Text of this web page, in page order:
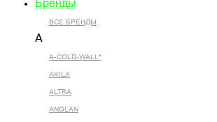
Бренды
ВСЕ БРЕНДЫ
A
A-COLD-WALL*
AKILA
ALTRA
ANGLAN